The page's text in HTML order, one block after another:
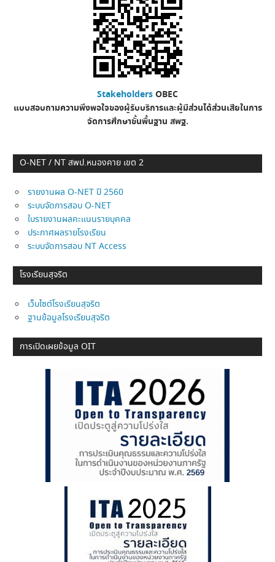
StakeholdersOBEC
แบบสอบถามความพึงพอใจของผู้รับบริการและผู้มีส่วนได้ส่วนเสียในการ
จัดการศึกษาขั้นพื้นฐาน สพฐ.
O-NET / NT สพป.หนองคาย เขต 2
รายงานผล O-NET ปี 2560
ระบบจัดการสอบ O-NET
ใบรายงานผลคะแนนรายบุคคล
ประกาศผลรายโรงเรียน
ระบบจัดการสอบ NT Access
โรงเรียนสุจริต
เว็บไซต์โรงเรียนสุจริต
ฐานข้อมูลโรงเรียนสุจริต
การเปิดเผยข้อมูล OIT